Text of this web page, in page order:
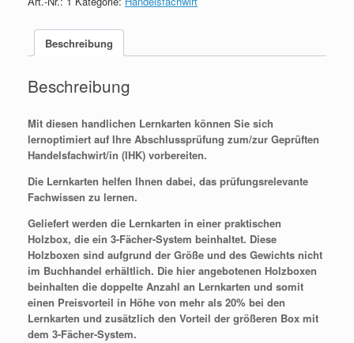
Beschreibung
Beschreibung
Mit diesen handlichen Lernkarten können Sie sich
lernoptimiert auf Ihre Abschlussprüfung zum/zur Geprüften
Handelsfachwirt/in (IHK) vorbereiten.
Die Lernkarten helfen Ihnen dabei, das prüfungsrelevante
Fachwissen zu lernen.
Geliefert werden die Lernkarten in einer praktischen
Holzbox, die ein 3-Fächer-System beinhaltet. Diese
Holzboxen sind aufgrund der Größe und des Gewichts nicht
im Buchhandel erhältlich. Die hier angebotenen Holzboxen
beinhalten die doppelte Anzahl an Lernkarten und somit
einen Preisvorteil in Höhe von mehr als 20% bei den
Lernkarten und zusätzlich den Vorteil der größeren Box mit
dem 3-Fächer-System.